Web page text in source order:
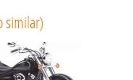
similar)